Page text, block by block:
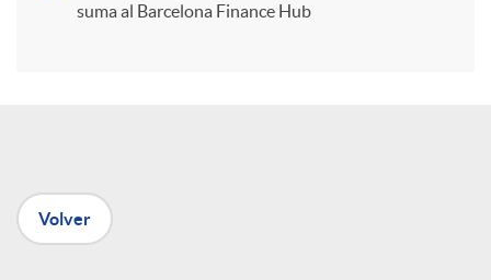
n
suma al Barcelona Finance Hub
Volver